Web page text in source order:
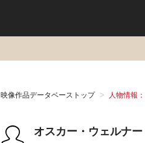
映像作品データベーストップ 人物情報
オスカー・ウェルナー